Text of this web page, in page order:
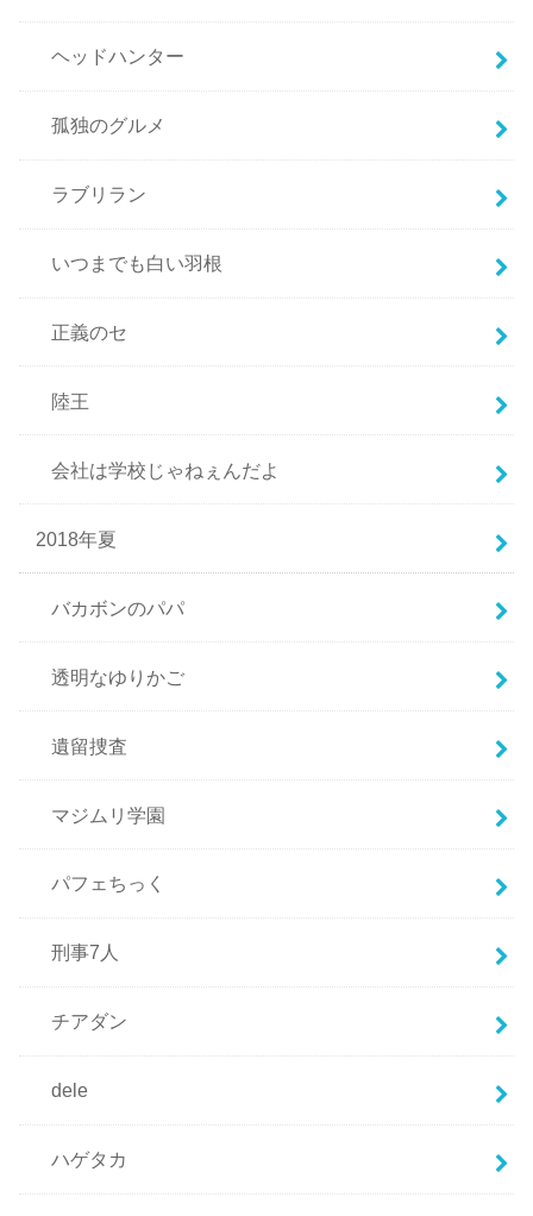
ヘッドハンター
孤独のグルメ
ラブリラン
いつまでも白い羽根
正義のセ
陸王
会社は学校じゃねぇんだよ
2018年夏
バカボンのパパ
透明なゆりかご
遺留捜査
マジムリ学園
パフェちっく
刑事7人
チアダン
dele
ハゲタカ